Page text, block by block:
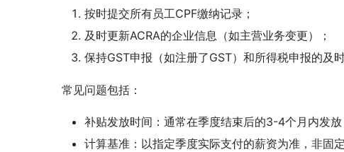
按时提交所有员工CPF缴纳记录；
及时更新ACRA的企业信息（如主营业务变更）；
保持GST申报（如注册了GST）和所得税申报的及时
常见问题包括：
补贴发放时间：通常在季度结束后的3-4个月内发放
计算基准：以指定季度实际支付的薪资为准，非固